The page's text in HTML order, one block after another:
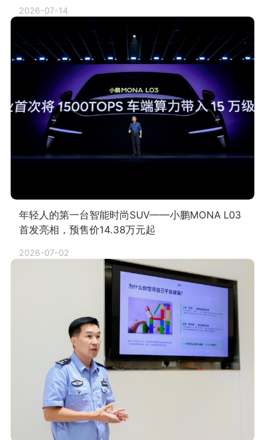
2026-07-14
年轻人的第一台智能时尚SUV——小鹏MONA L03
首发亮相，预售价14.38万元起
2026-07-02